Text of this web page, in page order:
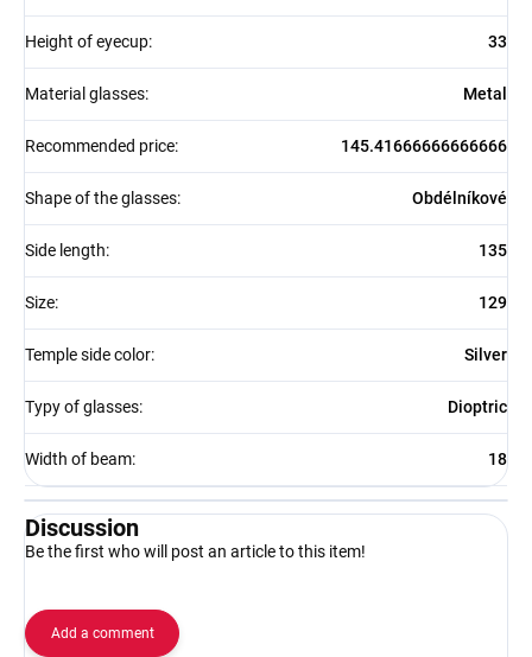
Height of eyecup: 33
Material glasses: Metal
Recommended price: 145.41666666666666
Shape of the glasses: Obdélníkové
Side length: 135
Size: 129
Temple side color: Silver
Typy of glasses: Dioptric
Width of beam: 18
Discussion
Be the first who will post an article to this item!
Add a comment